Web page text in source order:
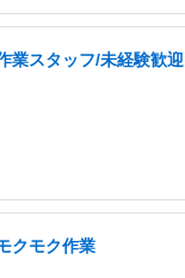
業スタッフ/未経験歓迎
クモク作業